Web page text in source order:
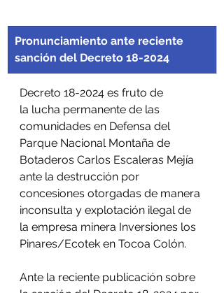
Pronunciamiento ante reciente
sanción del Decreto 18-2024
Decreto 18-2024 es fruto de
la lucha permanente de las
comunidades en Defensa del
Parque Nacional Montaña de
Botaderos Carlos Escaleras Mejía
ante la destrucción por
concesiones otorgadas de manera
inconsulta y explotación ilegal de
la empresa minera Inversiones los
Pinares/Ecotek en Tocoa Colón.
Ante la reciente publicación sobre